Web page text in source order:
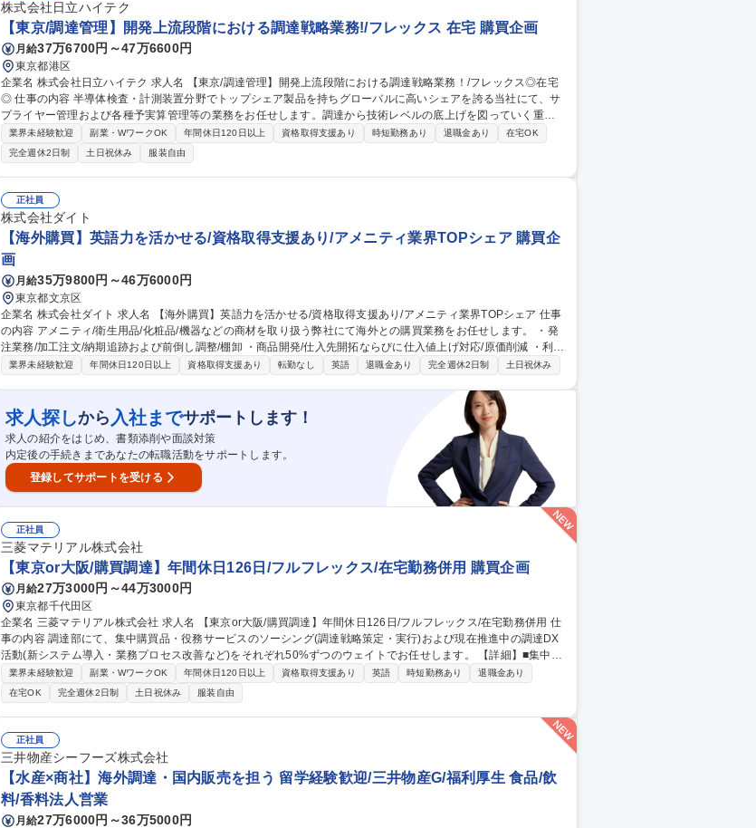
株式会社日立ハイテク
【東京/調達管理】開発上流段階における調達戦略業務!/フレックス 在宅 購買企画
月給37万6700円～47万6600円
東京都港区
企業名 株式会社日立ハイテク 求人名 【東京/調達管理】開発上流段階における調達戦略業務！/フレックス◎在宅
◎ 仕事の内容 半導体検査・計測装置分野でトップシェア製品を持ちグローバルに高いシェアを誇る当社にて、サ
プライヤー管理および各種予実算管理等の業務をお任せします。調達から技術レベルの底上げを図っていく重要
業務です ○調達横断施策の立案・推進と調達額・原価低減の予実管理 ○下請法・建業法・印紙税法の法令対応と関
連部署への教育 ○国税局・会計士・日立G等の各種監査およびJ-SOX対応に向けた進捗管理 ○調達部門の経費・固
定資産・情報セキュリティ/CSR管理を本社と推進 ○サプライヤー口座・契約書などのサプライヤマネジメントを
バイヤーと協働で実施 ○部内インフラ対応やDX推進に関与し、業務プロセスの効率化を支援 募集職種 【東京/調
達管理】開発上流段階における調達戦略業務！/フレックス◎在宅◎
業界未経験歓迎 副業・WワークOK 年間休日120日以上 資格取得支援あり 時短勤務あり 退職金あり
在宅OK
完全週休2日制
土日祝休み 服装自由
正社員
株式会社ダイト
【海外購買】英語力を活かせる/資格取得支援あり/アメニティ業界TOPシェア 購買企
画
月給35万9800円～46万6000円
東京都文京区
企業名 株式会社ダイト 求人名 【海外購買】英語力を活かせる/資格取得支援あり/アメニティ業界TOPシェア 仕事
の内容 アメニティ/衛生用品/化粧品/機器などの商材を取り扱う弊社にて海外との購買業務をお任せします。 ・発
注業務/加工注文/納期追跡および前倒し調整/棚卸 ・商品開発/仕入先開拓ならびに仕入値上げ対応/原価削減 ・利益
計算/検査、申請関連/品質関連/検品 募集職種 【海外購買】英語力を活かせる/資格取得支援あり/アメニティ業界T
業界未経験歓迎 年間休日120日以上 資格取得支援あり 転勤なし 英語 退職金あり 完全週休2日制 土日祝休み
求人探しから 入社までサポートします！
求人の紹介をはじめ、書類添削や面談対策
内定後の手続きまであなたの転職活動をサポートします。
登録してサポートを受ける
正社員
三菱マテリアル株式会社
【東京or大阪/購買調達】年間休日126日/フルフレックス/在宅勤務併用 購買企画
月給27万3000円～44万3000円
東京都千代田区
企業名 三菱マテリアル株式会社 求人名 【東京or大阪/購買調達】年間休日126日/フルフレックス/在宅勤務併用 仕
事の内容 調達部にて、集中購買品・役務サービスのソーシング(調達戦略策定・実行)および現在推進中の調達DX
活動(新システム導入・業務プロセス改善など)をそれぞれ50%ずつのウェイトでお任せします。 【詳細】■集中購
買品の担当品目購買業務(50%)：社内外の調達メンバーや関係部門と協業し、品質・コスト・納期の最適化に向け
た調達方針・戦略の策定および実行を担当。■調達DX推進業務(50%)：新システムの導入、全社調達品の業務基盤
構築、業務プロセス改善の推進。【魅力】関係者が多岐に渡るため、高い折衝力を活かし全社的な仕組み構築を
リードできる達成感・やりがいを得られます。出張は月1-2回程度。 募集職種 【東京or大阪/購買調達】年間休日1
26日/フルフレックス/在宅勤務併用
業界未経験歓迎 副業・WワークOK 年間休日120日以上 資格取得支援あり 英語 時短勤務あり
退職金あり
在宅OK
完全週休2日制 土日祝休み 服装自由
正社員
三井物産シーフーズ株式会社
【水産×商社】海外調達・国内販売を担う 留学経験歓迎/三井物産G/福利厚生 食品/飲
料/香料法人営業
月給27万6000円～36万5000円